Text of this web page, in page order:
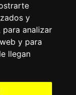
y
para analizar
y para
llegan